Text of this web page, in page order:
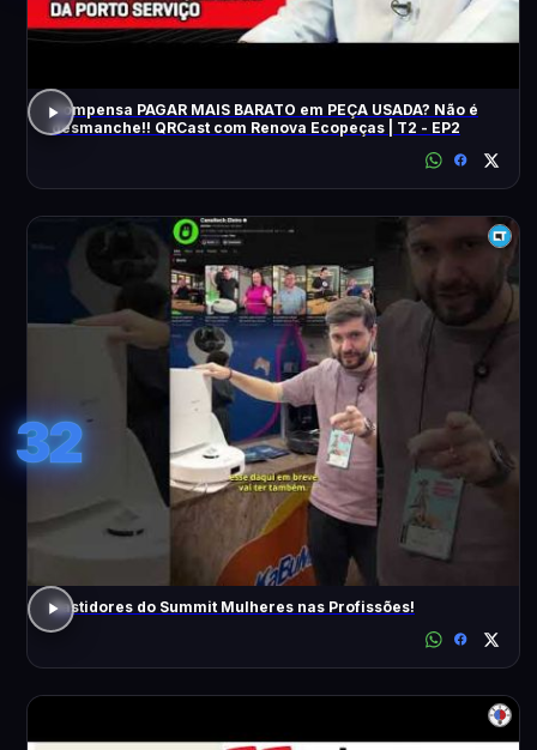
Compensa PAGAR MAIS BARATO em PEÇA USADA? Não é
desmanche!! QRCast com Renova Ecopeças | T2 - EP2
32
Bastidores do Summit Mulheres nas Profissões!